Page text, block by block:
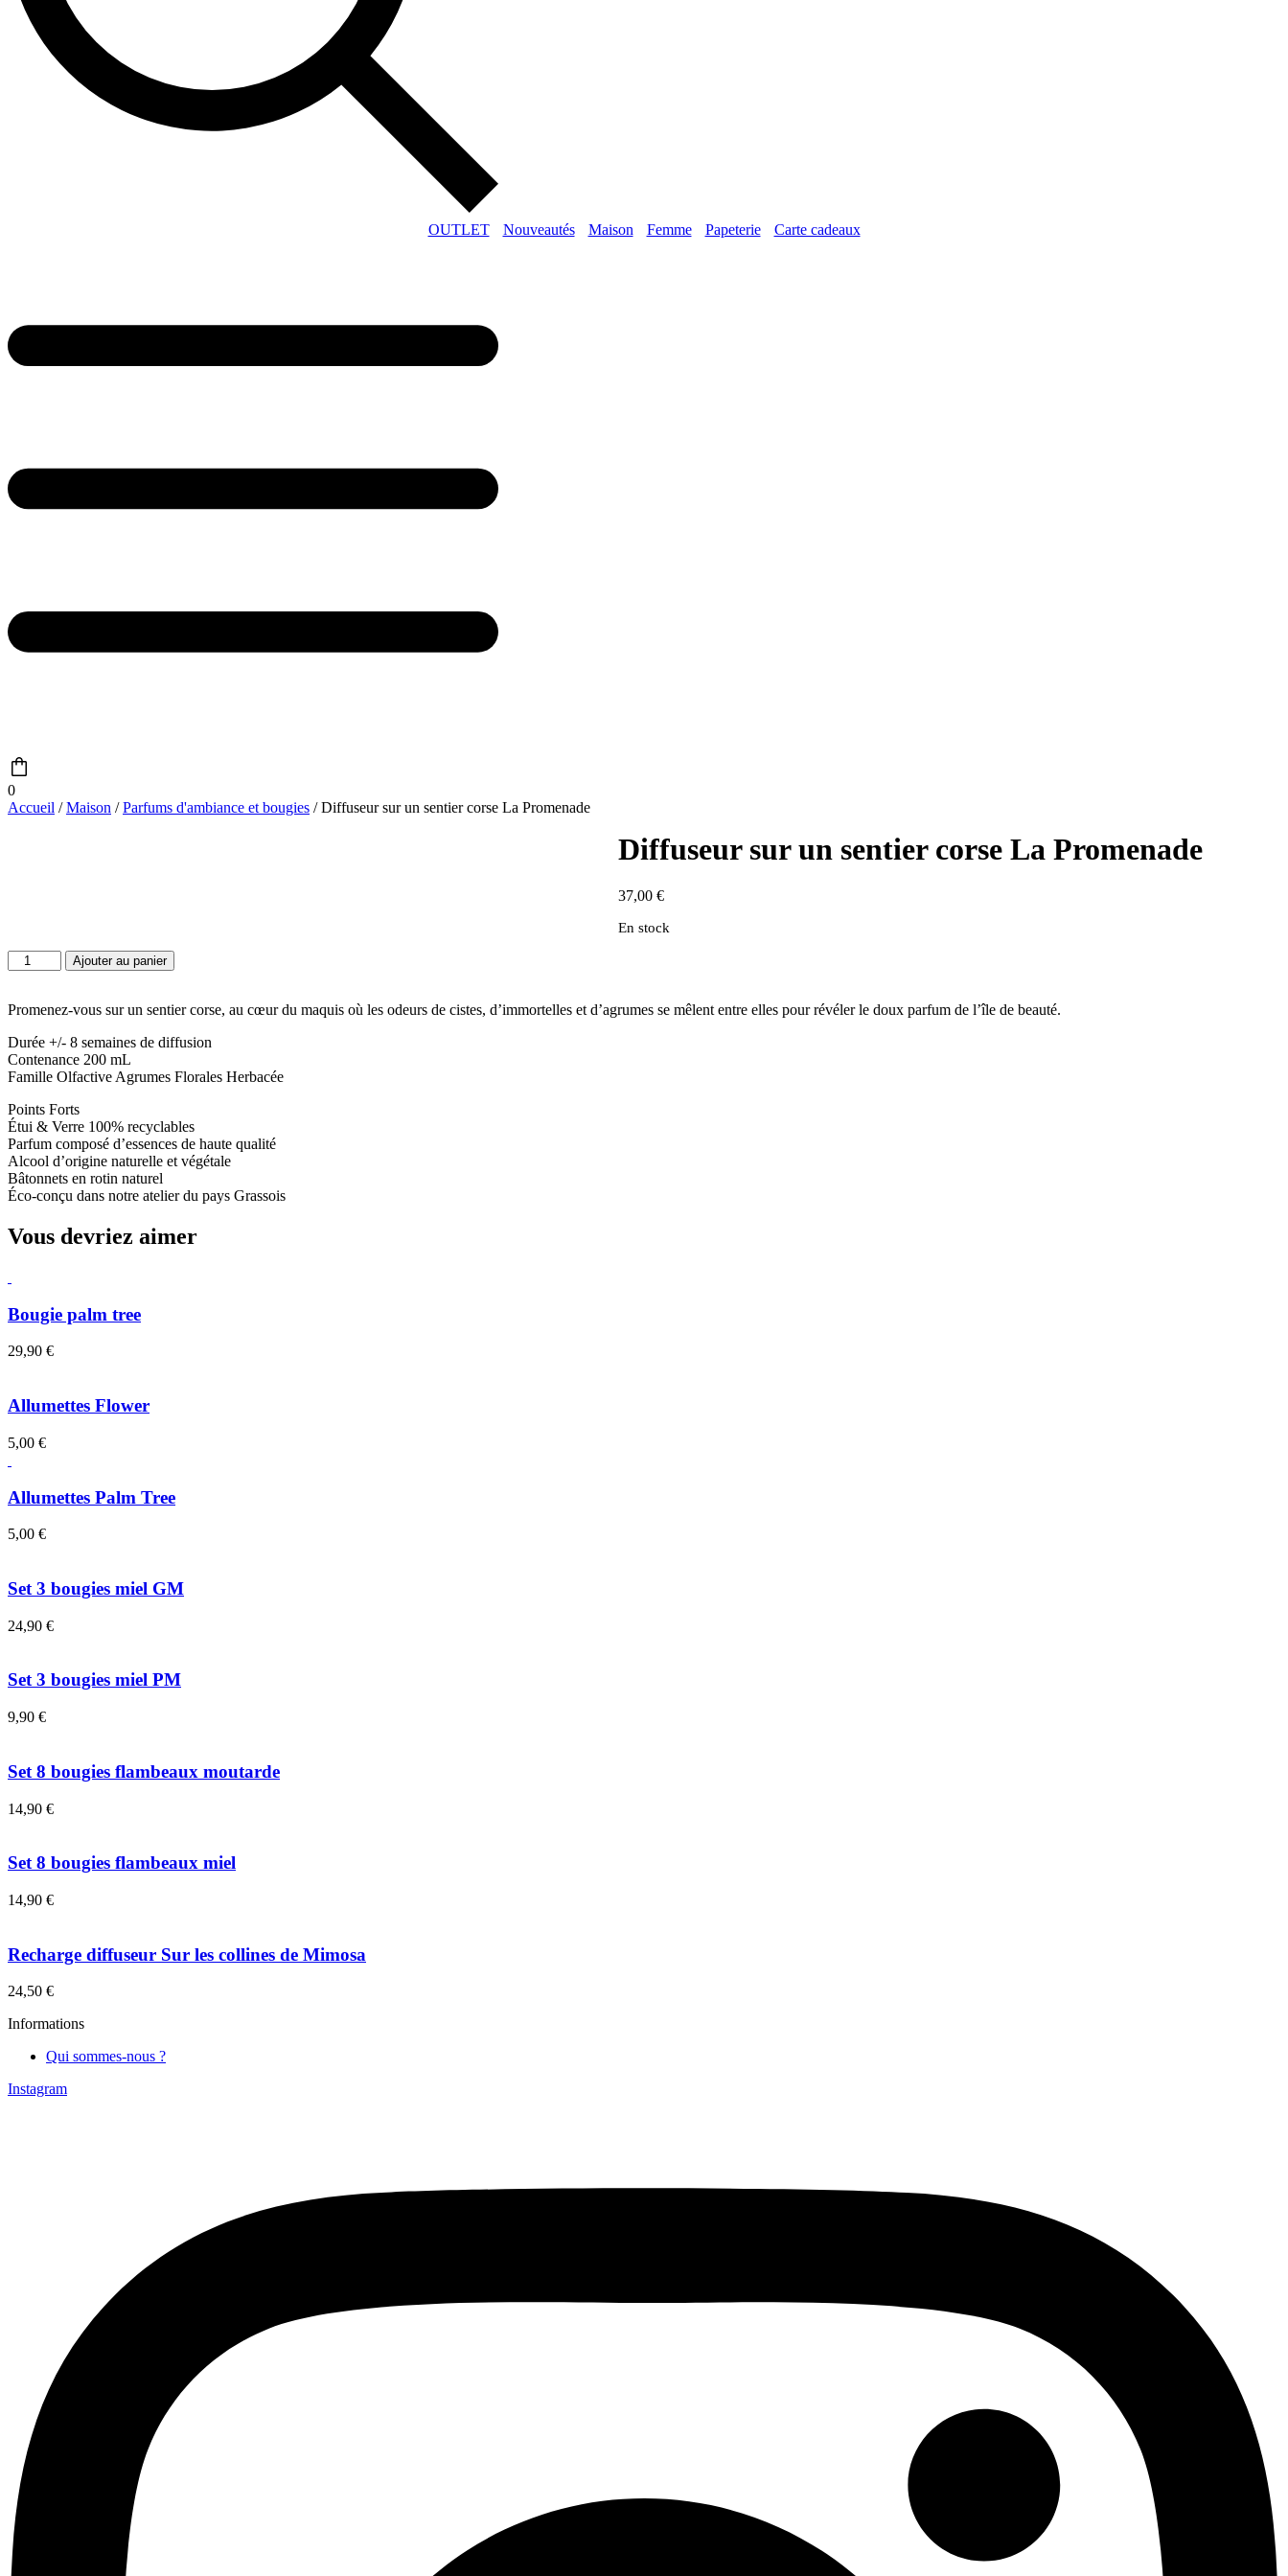
OUTLET Nouveautés Maison Femme Papeterie Carte cadeaux
0
Accueil /Maison /Parfums d'ambiance et bougies / Diffuseur sur un sentier corse La Promenade
Diffuseur sur un sentier corse La Promenade
37,00€
En stock
quantité
de
sur
sentier
corse
La
Ajouter au panier
Promenez-vous sur un sentier corse, au cœur du maquis où les odeurs de cistes, d’immortelles et d’agrumes se mêlent entre elles pour révéler le doux parfum de l’île de beauté.
Durée +/- 8 semaines de diffusion
Contenance 200 mL
Famille Olfactive Agrumes Florales Herbacée
Points Forts
Étui & Verre 100% recyclables
Parfum composé d’essences de haute qualité
Alcool d’origine naturelle et végétale
Bâtonnets en rotin naturel
Éco-conçu dans notre atelier du pays Grassois
Vous devriez aimer
Bougie palm tree
29,90 €
Allumettes Flower
5,00 €
Allumettes Palm Tree
5,00 €
Set 3 bougies miel GM
24,90 €
Set 3 bougies miel PM
9,90 €
Set 8 bougies flambeaux moutarde
14,90 €
Set 8 bougies flambeaux miel
14,90 €
Recharge diffuseur Sur les collines de Mimosa
24,50 €
Informations
Qui sommes-nous ?
Instagram